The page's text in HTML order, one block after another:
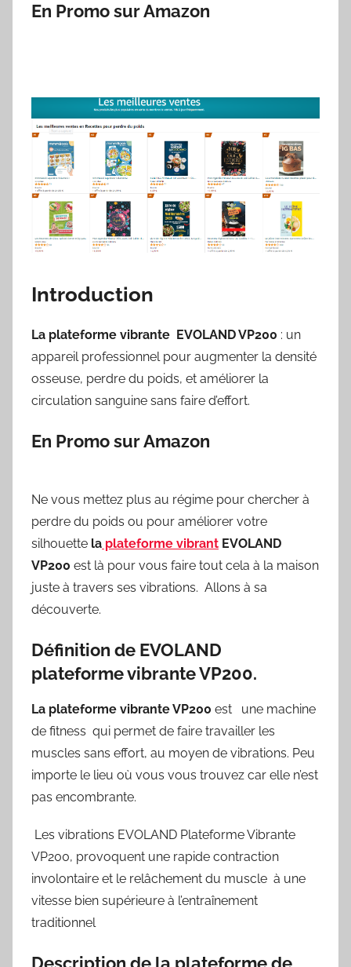
En Promo sur Amazon
Introduction
La plateforme vibrante EVOLAND VP200 : un
appareil professionnel pour augmenter la densité
osseuse, perdre du poids, et améliorer la
circulation sanguine sans faire d’effort.
En Promo sur Amazon
Ne vous mettez plus au régime pour chercher à
perdre du poids ou pour améliorer votre
silhouette la plateforme vibrant EVOLAND
VP200 est là pour vous faire tout cela à la maison
juste à travers ses vibrations. Allons à sa
découverte.
Définition de EVOLAND
plateforme vibrante VP200.
La plateforme vibrante VP200 est une machine
de fitness qui permet de faire travailler les
muscles sans effort, au moyen de vibrations. Peu
importe le lieu où vous vous trouvez car elle n’est
pas encombrante.
Les vibrations EVOLAND Plateforme Vibrante
VP200, provoquent une rapide contraction
involontaire et le relâchement du muscle à une
vitesse bien supérieure à l’entraînement
traditionnel